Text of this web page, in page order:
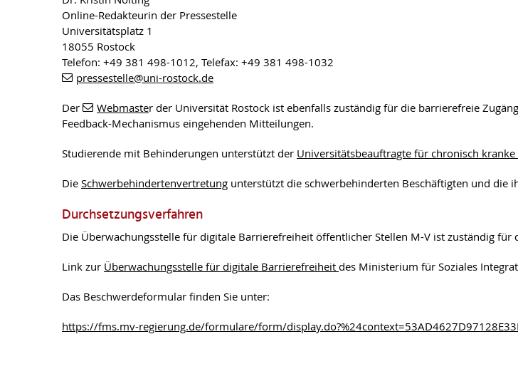
Online-Redakteurin der Pressestelle
Universitätsplatz 1
18055 Rostock
Telefon: +49 381 498-1012, Telefax: +49 381 498-1032
pressestelle@uni-rostock.de
Der Webmaster der Universität Rostock ist ebenfalls zuständig für die barrierefreie
Feedback-Mechanismus eingehenden Mitteilungen.
Studierende mit Behinderungen unterstützt der Universitätsbeauftragte für chronisch
Die Schwerbehindertenvertretung unterstützt die schwerbehinderten Beschäftigten und die
Durchsetzungsverfahren
Die Überwachungsstelle für digitale Barrierefreiheit öffentlicher Stellen M-V ist zuständig für
Link zur Überwachungsstelle für digitale Barrierefreiheit des Ministerium für Soziales
Das Beschwerdeformular finden Sie unter:
https://fms.mv-regierung.de/formulare/form/